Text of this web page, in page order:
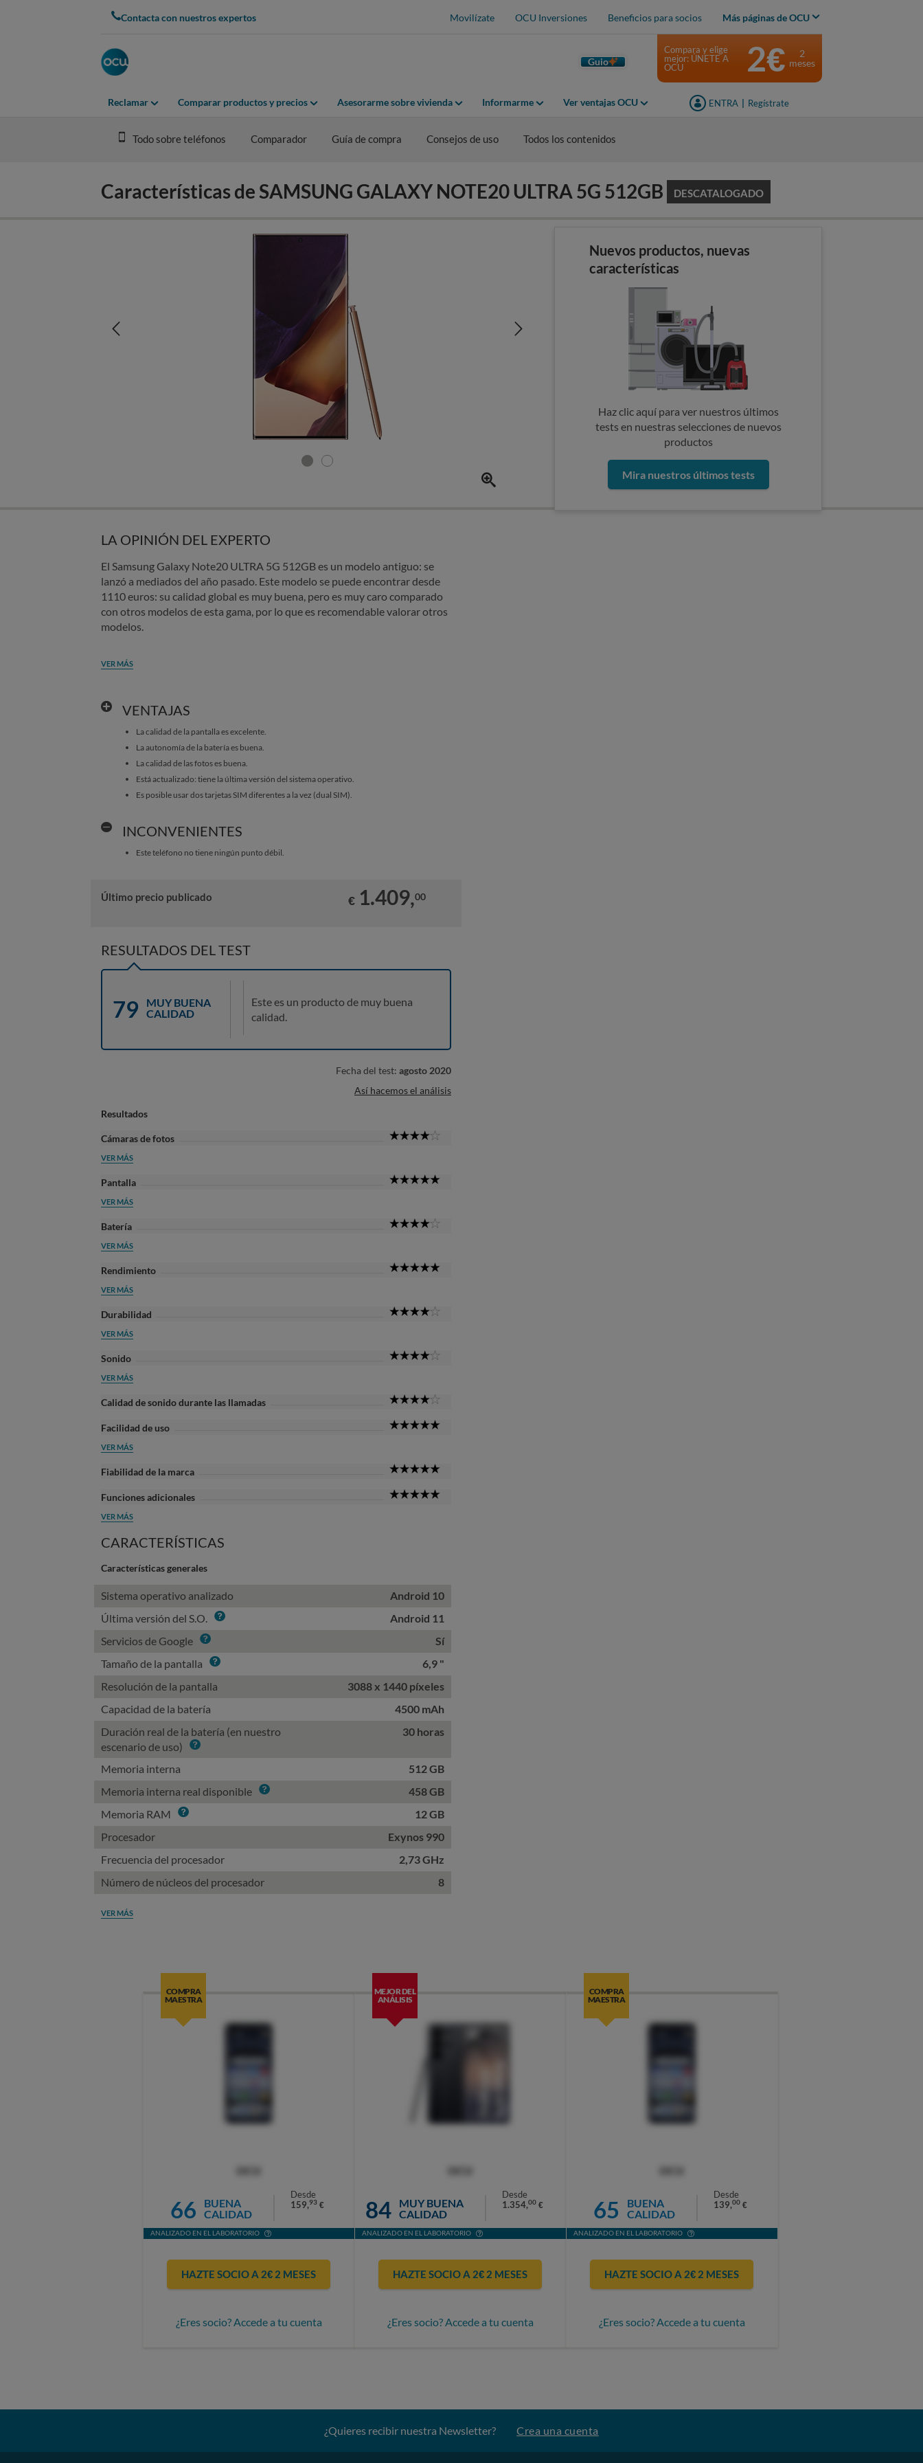
Contacta con nuestros expertos Movilízate OCU Inversiones Beneficios para socios Más páginas de OCU
Guio
Reclamar Comparar productos y precios Asesorarme sobre vivienda Informarme Ver ventajas OCU ENTRA Regístrate
Compara y elige
mejor: ÚNETE A
OCU
2€
2
meses
Todo sobre teléfonos Comparador Guía de compra Consejos de uso Todos los contenidos
Características de SAMSUNG GALAXY NOTE20 ULTRA 5G 512GB DESCATALOGADO
Nuevos productos, nuevas
características
Haz clic aquí para ver nuestros últimos
tests en nuestras selecciones de nuevos
productos
Mira nuestros últimos tests
LA OPINIÓN DEL EXPERTO
El Samsung Galaxy Note20 ULTRA 5G 512GB es un modelo antiguo: se
lanzó a mediados del año pasado. Este modelo se puede encontrar desde
1110 euros: su calidad global es muy buena, pero es muy caro comparado
con otros modelos de esta gama, por lo que es recomendable valorar otros
modelos.
VER MÁS
VENTAJAS
La calidad de la pantalla es excelente.
La autonomía de la batería es buena.
La calidad de las fotos es buena.
Está actualizado: tiene la última versión del sistema operativo.
Es posible usar dos tarjetas SIM diferentes a la vez (dual SIM).
INCONVENIENTES
Este teléfono no tiene ningún punto débil.
Último precio publicado € 1.409,00
RESULTADOS DEL TEST
79
MUY BUENA
CALIDAD
Este es un producto de muy buena
calidad.
Fecha del test: agosto 2020
Así hacemos el análisis
Resultados
Cámaras de fotos
VER MÁS
Pantalla
VER MÁS
Batería
VER MÁS
Rendimiento
VER MÁS
Durabilidad
VER MÁS
Sonido
VER MÁS
Calidad de sonido durante las llamadas
Facilidad de uso
VER MÁS
Fiabilidad de la marca
Funciones adicionales
VER MÁS
CARACTERÍSTICAS
Características generales
Sistema operativo analizado
Android 10
Última versión del S.O. Info
Android 11
Servicios de Google Info
Sí
Tamaño de la pantalla Info
6,9 "
Resolución de la pantalla
3088 x 1440 píxeles
Capacidad de la batería
4500 mAh
Duración real de la batería (en nuestro
escenario de uso) Info
30 horas
Memoria interna
512 GB
Memoria interna real disponible Info
458 GB
Memoria RAM Info
12 GB
Procesador
Exynos 990
Frecuencia del procesador
2,73 GHz
Número de núcleos del procesador
8
VER MÁS
COMPRA
MAESTRA
66
BUENA
CALIDAD
Desde
159,93 €
ANALIZADO EN EL LABORATORIO
HAZTE SOCIO A 2€ 2 MESES
¿Eres socio? Accede a tu cuenta
MEJOR DEL
ANÁLISIS
84
MUY BUENA
CALIDAD
Desde
1.354,00 €
ANALIZADO EN EL LABORATORIO
HAZTE SOCIO A 2€ 2 MESES
¿Eres socio? Accede a tu cuenta
COMPRA
MAESTRA
65
BUENA
CALIDAD
Desde
139,00 €
ANALIZADO EN EL LABORATORIO
HAZTE SOCIO A 2€ 2 MESES
¿Eres socio? Accede a tu cuenta
¿Quieres recibir nuestra Newsletter? Crea una cuenta